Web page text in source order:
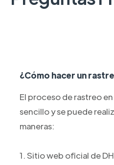
¿Cómo hacer un
El proceso de rastreo
sencillo y se puede
maneras:
1. Sitio web oficial de